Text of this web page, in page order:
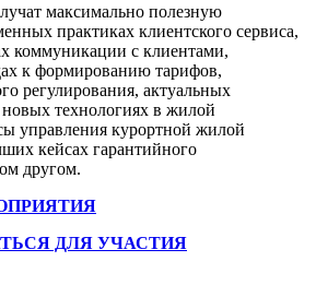
максимально полезную
практиках клиентского сервиса,
коммуникации с клиентами,
к формированию тарифов,
регулирования, актуальных
технологиях в жилой
управления курортной жилой
кейсах гарантийного
другом.
ДЛЯ УЧАСТИЯ